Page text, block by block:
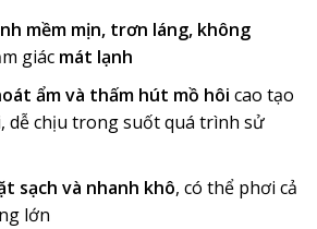
mềm mịn, trơn láng, không
giác mát lạnh
ẩm và thấm hút mồ hôi cao tạo
dễ chịu trong suốt quá trình sử
sạch và nhanh khô, có thể phơi cả
lớn